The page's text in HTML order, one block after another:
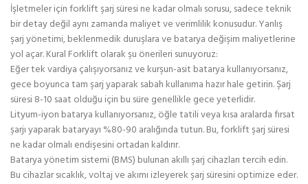
İşletmeler için forklift şarj süresi ne kadar olmalı sorusu, sadece teknik
bir detay değil aynı zamanda maliyet ve verimlilik konusudur. Yanlış
şarj yönetimi, beklenmedik duruşlara ve batarya değişim maliyetlerine
yol açar. Kural Forklift olarak şu önerileri sunuyoruz:
Eğer tek vardiya çalışıyorsanız ve kurşun-asit batarya kullanıyorsanız,
gece boyunca tam şarj yaparak sabah kullanıma hazır hale getirin. Şarj
süresi 8-10 saat olduğu için bu süre genellikle gece yeterlidir.
Lityum-iyon batarya kullanıyorsanız, öğle tatili veya kısa aralarda fırsat
şarjı yaparak bataryayı %80-90 aralığında tutun. Bu, forklift şarj süresi
ne kadar olmalı endişesini ortadan kaldırır.
Batarya yönetim sistemi (BMS) bulunan akıllı şarj cihazları tercih edin.
Bu cihazlar sıcaklık, voltaj ve akımı izleyerek şarj süresini optimize eder.